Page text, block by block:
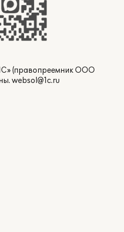
(правопреемник ООО
websol@1c.ru